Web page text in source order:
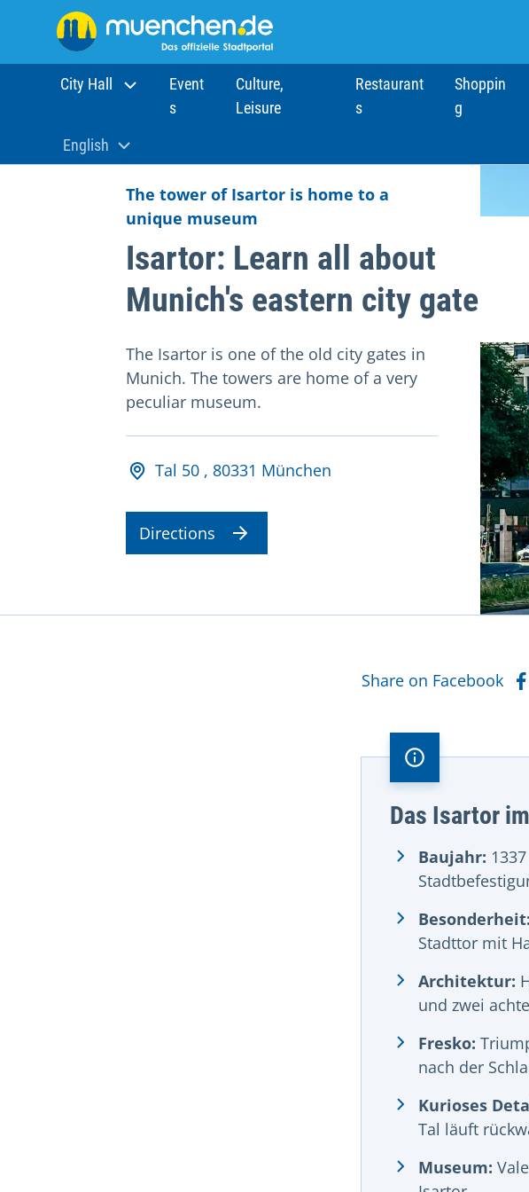
City Hall
Event
s
Culture,
Leisure
Restaurant
s
Shoppin
g
Aktuelle Sprache:
English
The tower of Isartor is home to a
unique museum
Isartor: Learn all about
Munich's eastern city gate
The Isartor is one of the old city gates in
Munich. The towers are home of a very
peculiar museum.
Adresse und Öffnungszeiten
Tal 50 , 80331 München
Directions
More actions
Share on Facebook
Das Isartor
Baujahr:
Besonderheit:
Stadttor mit
Architektur:
und zwei
Fresko:
nach der
Kurioses
Tal läuft
Museum: